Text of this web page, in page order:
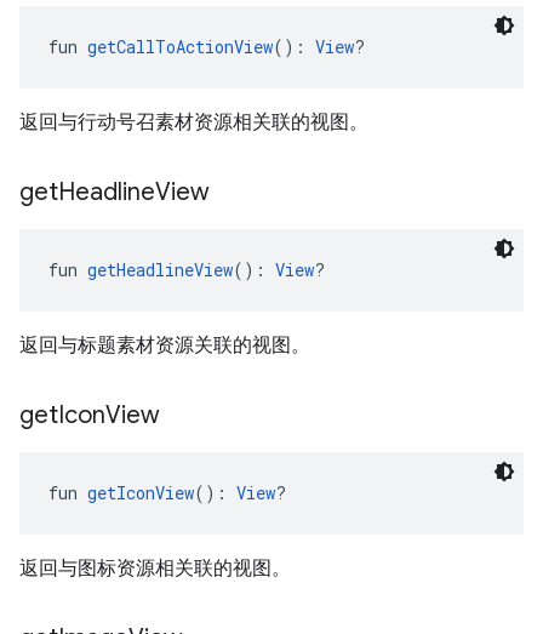
fun getCallToActionView(): View?
返回与行动号召素材资源相关联的视图。
getHeadlineView
fun getHeadlineView(): View?
返回与标题素材资源关联的视图。
getIconView
fun getIconView(): View?
返回与图标资源相关联的视图。